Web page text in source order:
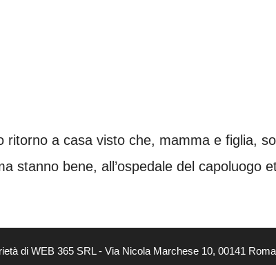
ritorno a casa visto che, mamma e figlia,
stanno bene, all’ospedale del capoluogo
di WEB 365 SRL - Via Nicola Marchese 10, 00141